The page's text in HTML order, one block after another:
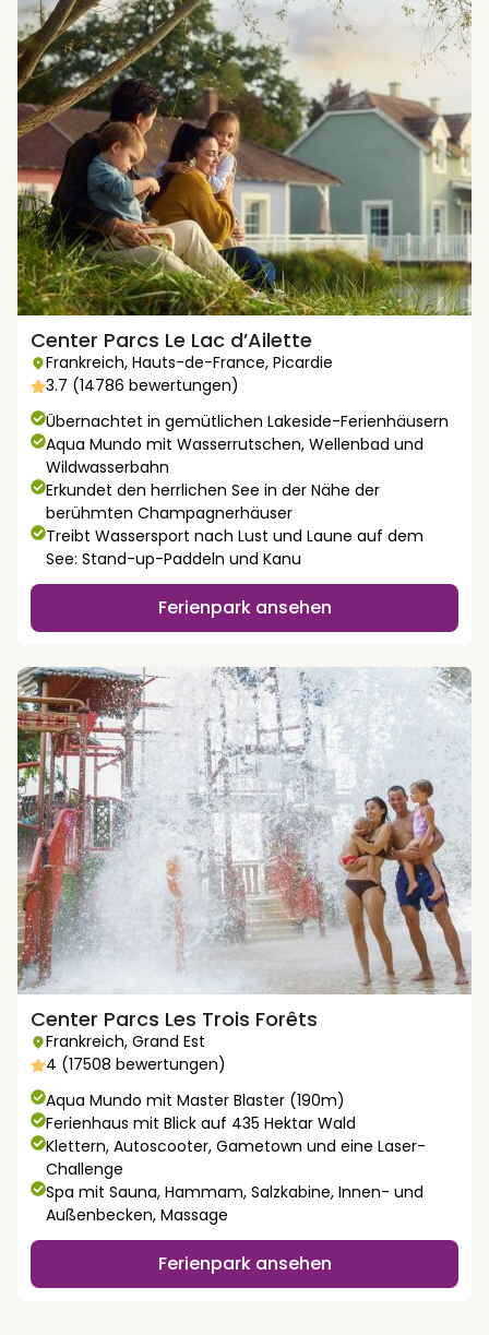
Center Parcs Le Lac d’Ailette
Frankreich, Hauts-de-France, Picardie
3.7 (14786 bewertungen)
Übernachtet in gemütlichen Lakeside-Ferienhäusern
Aqua Mundo mit Wasserrutschen, Wellenbad und
Wildwasserbahn
Erkundet den herrlichen See in der Nähe der
berühmten Champagnerhäuser
Treibt Wassersport nach Lust und Laune auf dem
See: Stand-up-Paddeln und Kanu
Ferienpark ansehen
Center Parcs Les Trois Forêts
Frankreich, Grand Est
4 (17508 bewertungen)
Aqua Mundo mit Master Blaster (190m)
Ferienhaus mit Blick auf 435 Hektar Wald
Klettern, Autoscooter, Gametown und eine Laser-
Challenge
Spa mit Sauna, Hammam, Salzkabine, Innen- und
Außenbecken, Massage
Ferienpark ansehen